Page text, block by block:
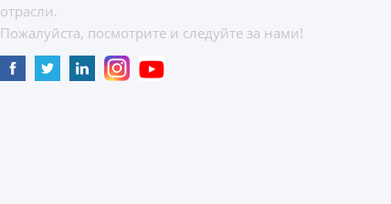
отрасли.
Пожалуйста, посмотрите и следуйте за нами!